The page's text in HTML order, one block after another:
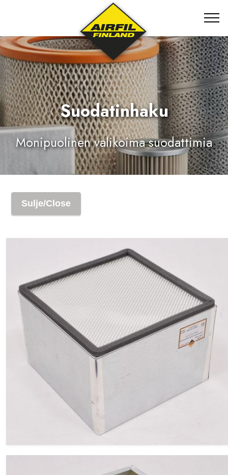
Suodatinhaku
Monipuolinen valikoima suodattimia
Sulje/Close